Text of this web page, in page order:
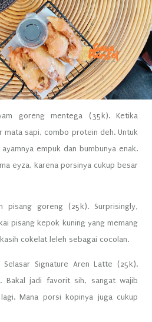
goreng mentega (35k). Ketika
mata sapi, combo protein deh. Untuk
empuk dan bumbunya enak.
eyza, karena porsinya cukup besar
pisang goreng (25k). Surprisingly,
pisang kepok kuning yang memang
cokelat leleh sebagai cocolan.
Signature Aren Latte (25k).
Bakal jadi favorit sih, sangat wajib
Mana porsi kopinya juga cukup